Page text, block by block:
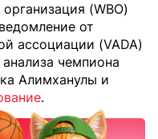
(WBO)
от
ассоциации (VADA)
чемпиона
Алимханулы и
.